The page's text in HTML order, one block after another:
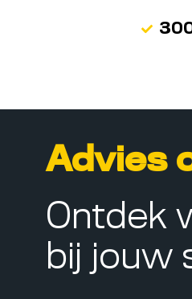
Advies
Ontdek
bij jouw